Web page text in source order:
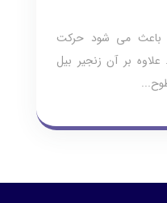
باعث می شود حرکت
بر آن زنجیر بیل